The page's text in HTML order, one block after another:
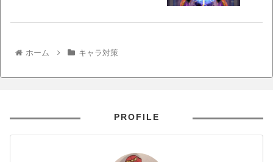
ホーム キャラ対策
PROFILE